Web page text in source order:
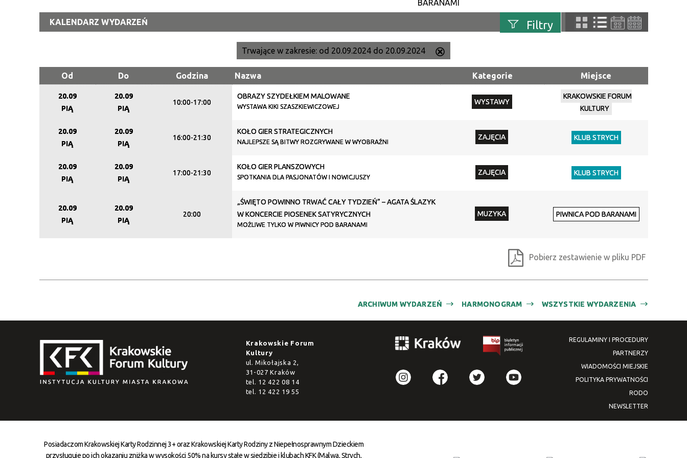
BARANAMI
–
KALENDARZ WYDARZEŃ Filtry
Kategoria
Trwające w
Organizator
Trwające w zakresie: od 20.09.2024 do 20.09.2024
ten
Od Do Godzina Nazwa Kategorie Miejsce
20.09
PIĄ
20.09
PIĄ
10:00-17:00
OBRAZY SZYDEŁKIEM MALOWANE
WYSTAWA KIKI SZASZKIEWICZOWEJ
WYSTAWY
KRAKOWSKIE FORUM
KULTURY
20.09
PIĄ
20.09
PIĄ
16:00-21:30
KOŁO GIER STRATEGICZNYCH
NAJLEPSZE SĄ BITWY ROZGRYWANE W WYOBRAŹNI
ZAJĘCIA KLUB STRYCH
20.09
PIĄ
20.09
PIĄ
17:00-21:30
KOŁO GIER PLANSZOWYCH
SPOTKANIA DLA PASJONATÓW I NOWICJUSZY
ZAJĘCIA KLUB STRYCH
20.09
PIĄ
20.09
PIĄ
20:00
„ŚWIĘTO POWINNO TRWAĆ CAŁY TYDZIEŃ” – AGATA ŚLAZYK
W KONCERCIE PIOSENEK SATYRYCZNYCH
MOŻLIWE TYLKO W PIWNICY POD BARANAMI
MUZYKA PIWNICA POD BARANAMI
Pobierz zestawienie w pliku PDF
WSZYSTKIE WYDARZENIA
HARMONOGRAM
ARCHIWUM WYDARZEŃ
Krakowskie Forum
Kultury
ul. Mikołajska 2,
31-027 Kraków
tel. 12 422 08 14
tel. 12 422 19 55
REGULAMINY I PROCEDURY
PARTNERZY
WIADOMOŚCI MIEJSKIE
POLITYKA PRYWATNOŚCI
RODO
NEWSLETTER
Posiadaczom Krakowskiej Karty Rodzinnej 3+ oraz Krakowskiej Karty Rodziny z Niepełnosprawnym Dzieckiem
przysługuje po ich okazaniu zniżka w wysokości 50% na kursy stałe w siedzibie i klubach KFK (Malwa, Strych,